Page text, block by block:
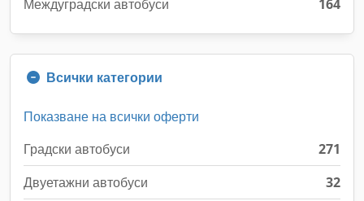
Междуградски автобуси
164
Всички категории
Показване на всички оферти
Градски автобуси
271
Двуетажни автобуси
32